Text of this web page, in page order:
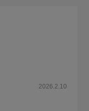
2026.2.10